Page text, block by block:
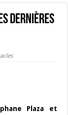
dernières
Plaza et